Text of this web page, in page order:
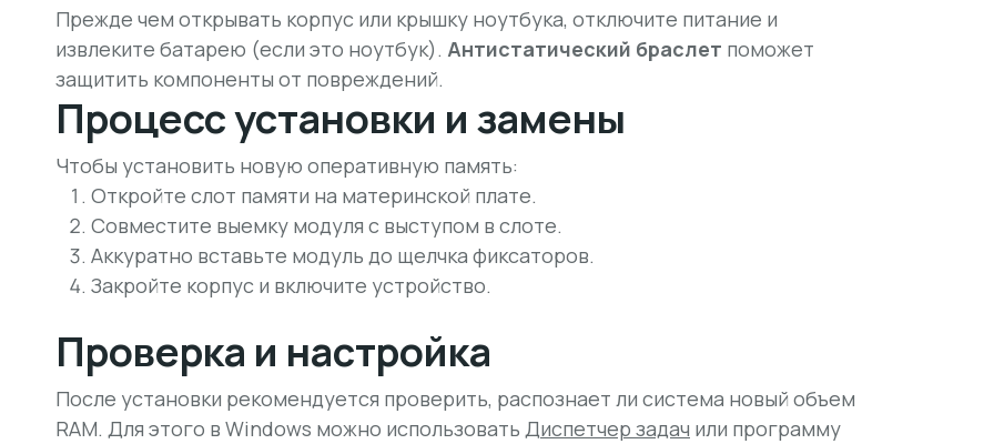
Прежде чем открывать корпус или крышку ноутбука, отключите питание и
извлеките батарею (если это ноутбук). Антистатический браслет поможет
защитить компоненты от повреждений.
Процесс установки и замены
Чтобы установить новую оперативную память:
Откройте слот памяти на материнской плате.
Совместите выемку модуля с выступом в слоте.
Аккуратно вставьте модуль до щелчка фиксаторов.
Закройте корпус и включите устройство.
Проверка и настройка
После установки рекомендуется проверить, распознает ли система новый объем
RAM. Для этого в Windows можно использовать Диспетчер задач или программу